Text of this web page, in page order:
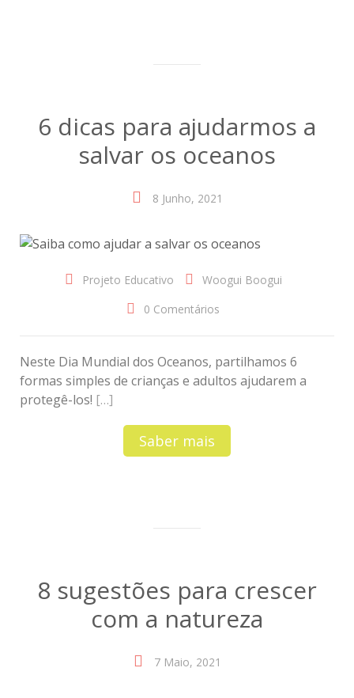
6 dicas para ajudarmos a
salvar os oceanos
8 Junho, 2021
Projeto Educativo
Woogui Boogui
0 Comentários
Neste Dia Mundial dos Oceanos, partilhamos 6
formas simples de crianças e adultos ajudarem a
protegê-los! […]
Saber mais
8 sugestões para crescer
com a natureza
7 Maio, 2021